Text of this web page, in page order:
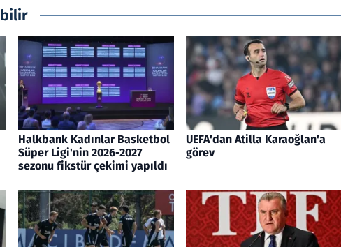
Halkbank Kadınlar Basketbol
Süper Ligi'nin 2026-2027
sezonu fikstür çekimi yapıldı
UEFA'dan Atilla Karaoğlan'a
görev